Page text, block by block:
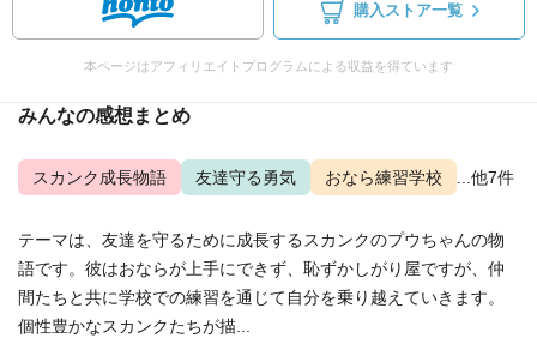
購入ストア一覧
本ページはアフィリエイトプログラムによる収益を得ています
みんなの感想まとめ
スカンク成長物語 友達守る勇気 おなら練習学校 ...他7件
テーマは、友達を守るために成長するスカンクのプウちゃんの物
語です。彼はおならが上手にできず、恥ずかしがり屋ですが、仲
間たちと共に学校での練習を通じて自分を乗り越えていきます。
個性豊かなスカンクたちが描...